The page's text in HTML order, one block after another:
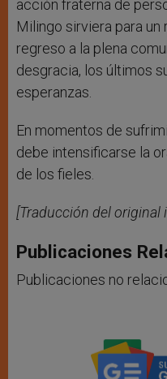
acción fraterna de
Milingo sirviera para
regreso a la plena
desgracia, los últimos
esperanzas.
En momentos de
debe intensificarse la
de los fieles.
[Traducción del original
Publicaciones
Publicaciones no